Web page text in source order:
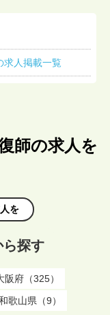
求人掲載一覧
師の求人を
を
探す
阪府（325）
歌山県（9）